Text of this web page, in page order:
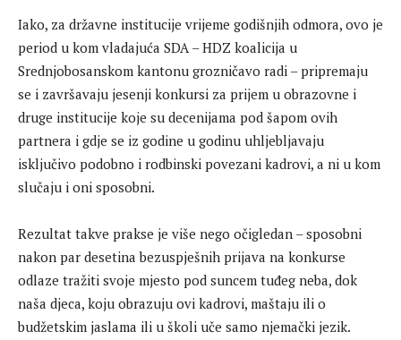
Iako, za državne institucije vrijeme godišnjih odmora, ovo je
period u kom vladajuća SDA – HDZ koalicija u
Srednjobosanskom kantonu grozničavo radi – pripremaju
se i završavaju jesenji konkursi za prijem u obrazovne i
druge institucije koje su decenijama pod šapom ovih
partnera i gdje se iz godine u godinu uhljebljavaju
isključivo podobno i rodbinski povezani kadrovi, a ni u kom
slučaju i oni sposobni.
Rezultat takve prakse je više nego očigledan – sposobni
nakon par desetina bezuspješnih prijava na konkurse
odlaze tražiti svoje mjesto pod suncem tuđeg neba, dok
naša djeca, koju obrazuju ovi kadrovi, maštaju ili o
budžetskim jaslama ili u školi uče samo njemački jezik.